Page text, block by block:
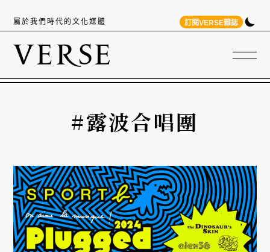
屬於我們時代的文化媒體 訂閱VERSE雜誌
#露波合唱團